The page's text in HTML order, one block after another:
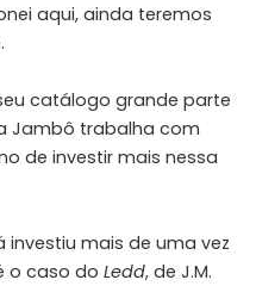
aqui, ainda teremos
catálogo grande parte
Jambô trabalha com
de investir mais nessa
investiu mais de uma vez
o caso do Ledd, de J.M.